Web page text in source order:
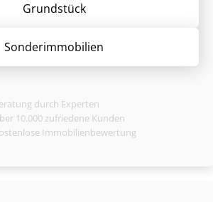
Grund­stück
Sonder­immobilien
durch Experten
10.000 zufriedene Kunden
Immobilienbewertung